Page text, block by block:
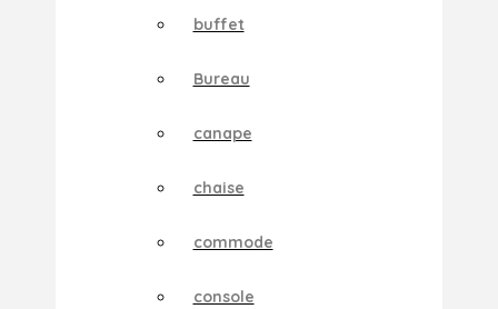
buffet
Bureau
canape
chaise
commode
console